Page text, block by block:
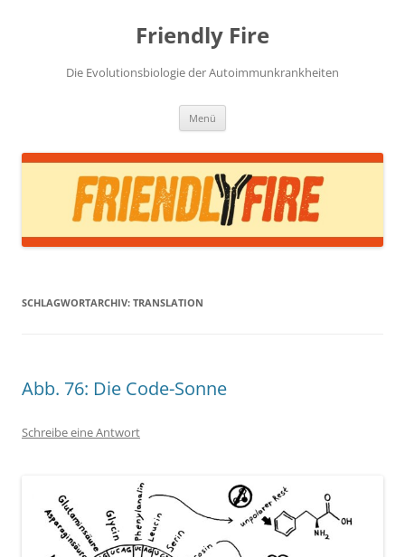
Friendly Fire
Die Evolutionsbiologie der Autoimmunkrankheiten
Menü
SCHLAGWORTARCHIV: TRANSLATION
Abb. 76: Die Code-Sonne
Schreibe eine Antwort